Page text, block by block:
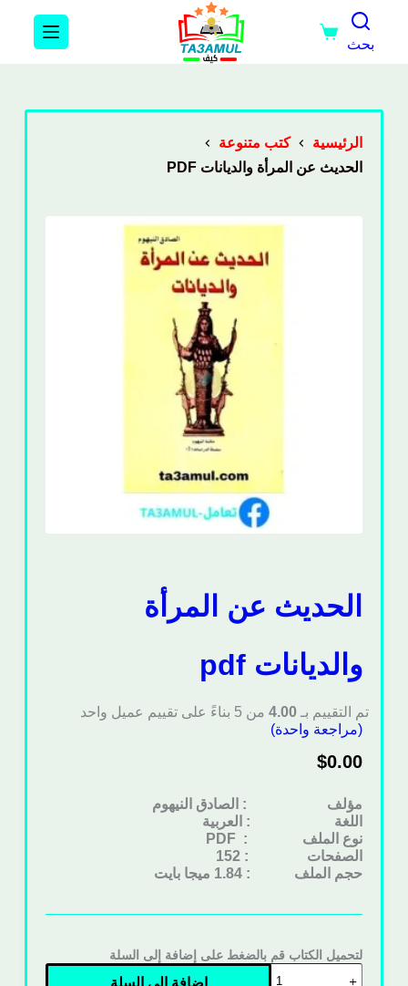
بحث
الرئيسية
كتب متنوعة
الحديث عن المرأة والديانات PDF
الحديث عن المرأة
والديانات pdf
تم التقييم بـ4.00 من 5 بناءً على تقييم عميل واحد
(مراجعة واحدة)
$0.00
مؤلف : الصادق النيهوم
اللغة : العربية
نوع الملف : PDF
الصفحات : 152
حجم الملف : 1.84 ميجا بايت
لتحميل الكتاب قم بالضغط على إضافة إلى السلة
إضافة إلى السلة